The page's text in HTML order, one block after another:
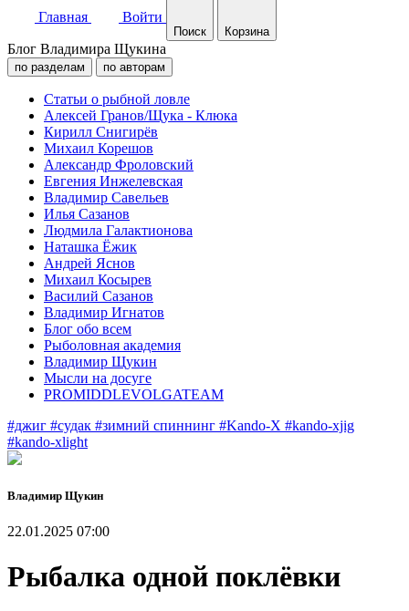
Главная Войти
Поиск Корзина
Блог Владимира Щукина
по разделам по авторам
Статьи о рыбной ловле
Алексей Гранов/Щука - Клюка
Кирилл Снигирёв
Михаил Корешов
Александр Фроловский
Евгения Инжелевская
Владимир Савельев
Илья Сазанов
Людмила Галактионова
Наташка Ёжик
Андрей Яснов
Михаил Косырев
Василий Сазанов
Владимир Игнатов
Блог обо всем
Рыболовная академия
Владимир Щукин
Мысли на досуге
PROMIDDLEVOLGATEAM
#джиг #судак #зимний спиннинг #Kando-X #kando-xjig
#kando-xlight
Владимир Щукин
22.01.2025 07:00
Рыбалка одной поклёвки